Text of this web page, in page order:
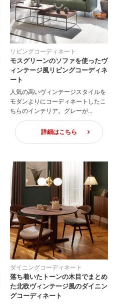
リビングコーディネート
モスグリーンのソファを使ったヴ
ィンテージ風リビングコーディネ
ート
人気の高いヴィンテージスタイルを
モダンよりにコーディネートしたこ
ちらのインテリア。グレーが...
詳細はこちら
ダイニングコーディネート
落ち着いたトーンの木目でまとめ
た北欧ヴィンテージ風のダイニン
グコーディネート